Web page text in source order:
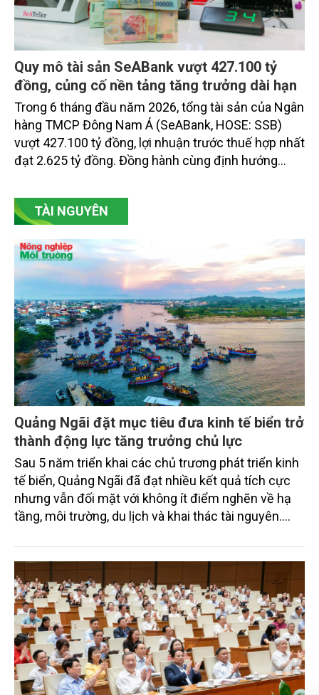
Quy mô tài sản SeABank vượt 427.100 tỷ
đồng, củng cố nền tảng tăng trưởng dài hạn
Trong 6 tháng đầu năm 2026, tổng tài sản của Ngân
hàng TMCP Đông Nam Á (SeABank, HOSE: SSB)
vượt 427.100 tỷ đồng, lợi nhuận trước thuế hợp nhất
đạt 2.625 tỷ đồng. Đồng hành cùng định hướng
SeABank tiếp tục duy trì hoạt động hiệu quả, mở
rộng tín dụng, củng cố nguồn vốn và đảm bảo các
TÀI NGUYÊN
Quảng Ngãi đặt mục tiêu đưa kinh tế biển trở
thành động lực tăng trưởng chủ lực
Sau 5 năm triển khai các chủ trương phát triển kinh
tế biển, Quảng Ngãi đã đạt nhiều kết quả tích cực
nhưng vẫn đối mặt với không ít điểm nghẽn về hạ
tầng, môi trường, du lịch và khai thác tài nguyên.
đặt mục tiêu đưa kinh tế biển phát triển nhanh, bền
vững, trở thành động lực quan trọng thúc đẩy tăng
trưởng của tỉnh đến năm 2030, tầm nhìn đến năm
2045.